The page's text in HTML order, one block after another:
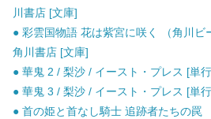
川書店 [文庫]
● 彩雲国物語 花は紫宮に咲く （角川ビ
角川書店 [文庫]
● 華鬼 2 / 梨沙 / イースト・プレス [単
● 華鬼 3 / 梨沙 / イースト・プレス [単
● 首の姫と首なし騎士 追跡者たちの罠